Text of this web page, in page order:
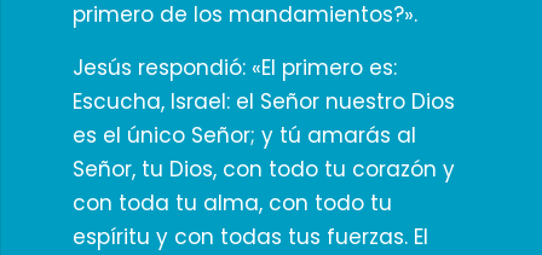
primero de los mandamientos?».
Jesús respondió: «El primero es:
Escucha, Israel: el Señor nuestro Dios
es el único Señor; y tú amarás al
Señor, tu Dios, con todo tu corazón y
con toda tu alma, con todo tu
espíritu y con todas tus fuerzas. El